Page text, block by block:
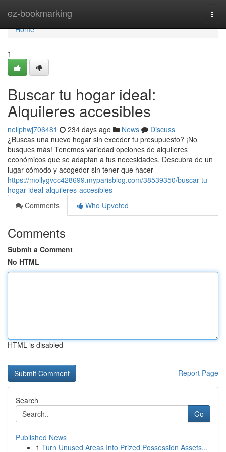
ez-bookmarking
Home
Home
1
Buscar tu hogar ideal:
Alquileres accesibles
nellphwj706481 234 days ago News
Discuss
¿Buscas una nuevo hogar sin exceder tu presupuesto? ¡No
busques más! Tenemos variedad opciones de alquileres
económicos que se adaptan a tus necesidades. Descubra de un
lugar cómodo y acogedor sin tener que hacer
https://mollygvcc428699.myparisblog.com/38539350/buscar-tu-
hogar-ideal-alquileres-accesibles
Comments
Who Upvoted
Comments
Submit a Comment
No HTML
HTML is disabled
Report Page
Search
Go
Published News
1 Turn Unused Areas Into Prized Possession Assets...